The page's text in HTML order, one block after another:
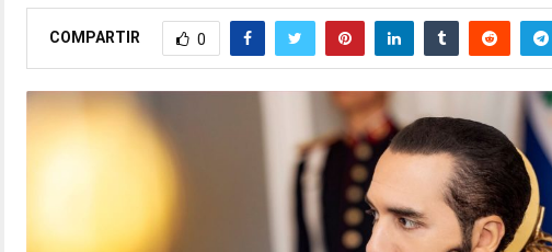
COMPARTIR 0